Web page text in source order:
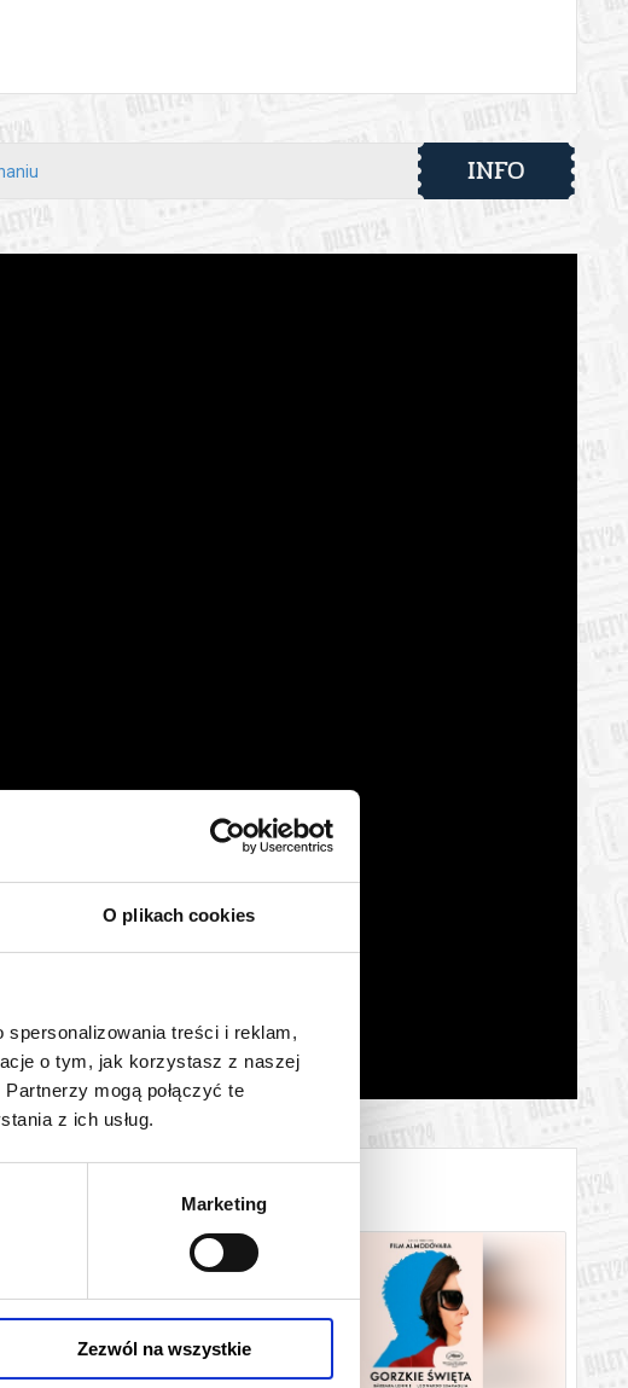
O plikach cookies
spersonalizowania treści i reklam,
o tym, jak korzystasz z naszej
mogą połączyć te
z ich usług.
Marketing
Zezwól na wszystkie
INFO